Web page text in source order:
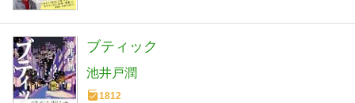
ブティック
池井戸潤
1812